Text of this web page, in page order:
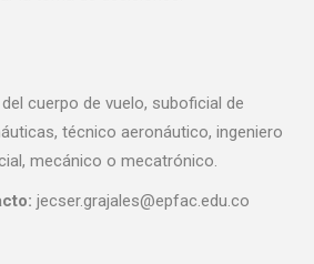
cuerpo de vuelo, suboficial de
técnico aeronáutico, ingeniero
mecánico o mecatrónico.
jecser.grajales@epfac.edu.co